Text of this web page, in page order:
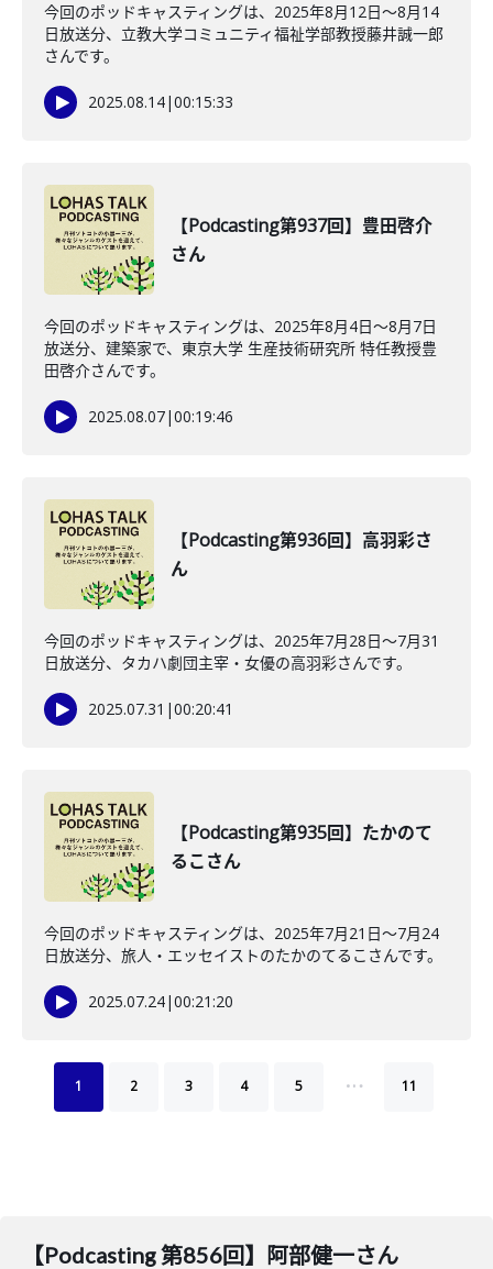
今回のポッドキャスティングは、2025年8月12日〜8月14
日放送分、立教大学コミュニティ福祉学部教授藤井誠一郎
さんです。
2025.08.14|00:15:33
【Podcasting第937回】豊田啓介
さん
今回のポッドキャスティングは、2025年8月4日〜8月7日
放送分、建築家で、東京大学 生産技術研究所 特任教授豊
田啓介さんです。
2025.08.07|00:19:46
【Podcasting第936回】高羽彩さ
ん
今回のポッドキャスティングは、2025年7月28日〜7月31
日放送分、タカハ劇団主宰・女優の高羽彩さんです。
2025.07.31 |00:20:41
【Podcasting第935回】たかのて
るこさん
今回のポッドキャスティングは、2025年7月21日〜7月24
日放送分、旅人・エッセイストのたかのてるこさんです。
2025.07.24|00:21:20
1 2 3 4 5 … 11
【Podcasting 第856回】阿部健一さん